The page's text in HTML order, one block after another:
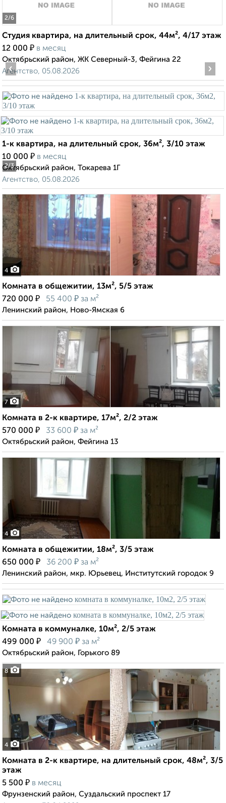
2/6
Студия квартира, на длительный срок, 44м², 4/17 этаж
12 000 ₽ в месяц
Октябрьский район, ЖК Северный-3, Фейгина 22
Агентство, 05.08.2026
2/3
‹ ›
1-к квартира, на длительный срок, 36м², 3/10 этаж
10 000 ₽ в месяц
Октябрьский район, Токарева 1Г
Агентство, 05.08.2026
4
Комната в общежитии, 13м², 5/5 этаж
720 000 ₽ 55 400 ₽ за м²
Ленинский район, Ново-Ямская 6
7
Комната в 2-к квартире, 17м², 2/2 этаж
570 000 ₽ 33 600 ₽ за м²
Октябрьский район, Фейгина 13
4
Комната в общежитии, 18м², 3/5 этаж
650 000 ₽ 36 200 ₽ за м²
Ленинский район, мкр. Юрьевец, Институтский городок 9
8
Комната в коммуналке, 10м², 2/5 этаж
499 000 ₽ 49 900 ₽ за м²
Октябрьский район, Горького 89
4
Комната в 2-к квартире, на длительный срок, 48м², 3/5
этаж
5 500 ₽ в месяц
Фрунзенский район, Суздальский проспект 17